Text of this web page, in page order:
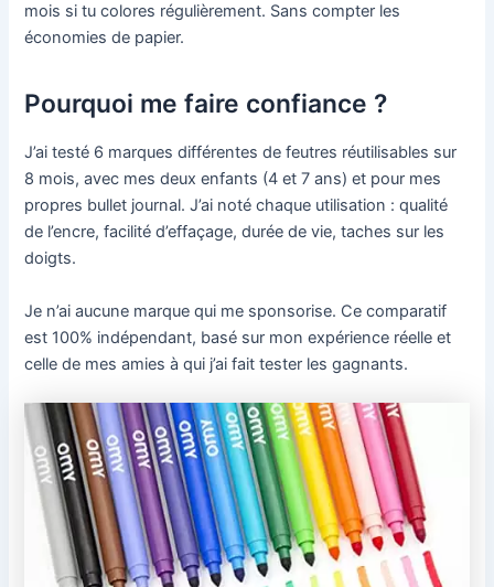
mois si tu colores régulièrement. Sans compter les
économies de papier.
Pourquoi me faire confiance ?
J’ai testé 6 marques différentes de feutres réutilisables sur
8 mois, avec mes deux enfants (4 et 7 ans) et pour mes
propres bullet journal. J’ai noté chaque utilisation : qualité
de l’encre, facilité d’effaçage, durée de vie, taches sur les
doigts.
Je n’ai aucune marque qui me sponsorise. Ce comparatif
est 100% indépendant, basé sur mon expérience réelle et
celle de mes amies à qui j’ai fait tester les gagnants.